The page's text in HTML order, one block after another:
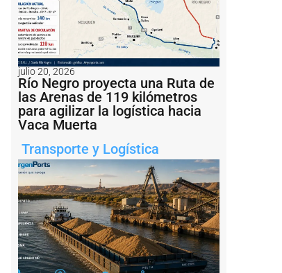
julio 20, 2026
Río Negro proyecta una Ruta de
las Arenas de 119 kilómetros
para agilizar la logística hacia
Vaca Muerta
Transporte y Logística